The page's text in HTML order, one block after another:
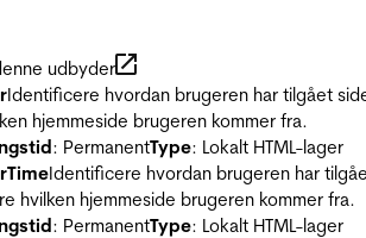
udbyder
Identificere hvordan brugeren har tilgået
hjemmeside brugeren kommer fra.
: PermanentType: Lokalt HTML-lager
Identificere hvordan brugeren har
hvilken hjemmeside brugeren kommer fra.
: PermanentType: Lokalt HTML-lager